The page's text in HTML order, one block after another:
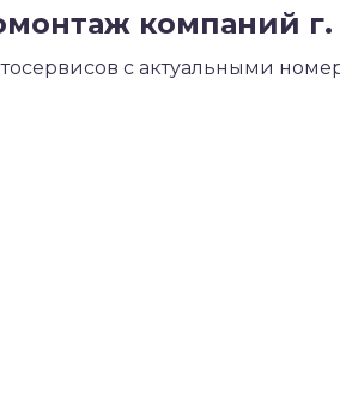
компаний
с актуальными